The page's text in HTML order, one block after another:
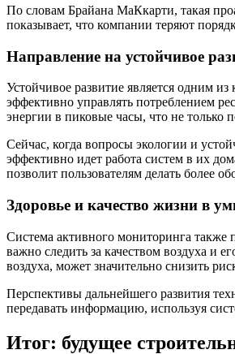
По словам Брайана МаКкарти, такая
показывает, что компании теряют
Направление на устойчивое
Устойчивое развитие является одним
эффективно управлять потреблением
энергии в пиковые часы, что не только
Сейчас, когда вопросы экологии и
эффективно идет работа систем в их
позволит пользователям делать более
Здоровье и качество жизни в
Система активного мониторинга также
важно следить за качеством воздуха и
воздуха, может значительно снизить
Перспективы дальнейшего развития
передавать информацию, используя
Итог: будущее